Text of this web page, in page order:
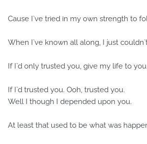
Cause I`ve tried in my own strength to
When I`ve known all along, I just
If I`d only trusted you, give my life to you.
If I`d trusted you. Ooh, trusted you.
Well I though I depended upon you.
At least that used to be what was